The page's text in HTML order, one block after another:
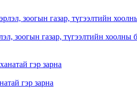
зоогын газар, түгээлтийн хоолны
гэр зарна